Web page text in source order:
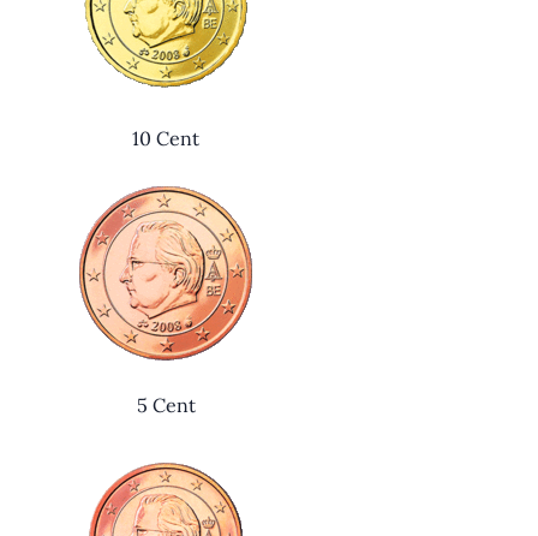
10 Cent
5 Cent